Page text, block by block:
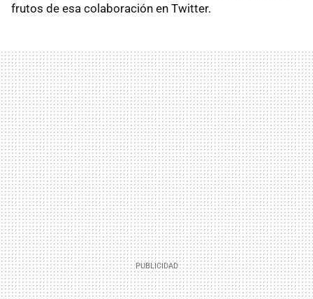
frutos de esa colaboración en Twitter.